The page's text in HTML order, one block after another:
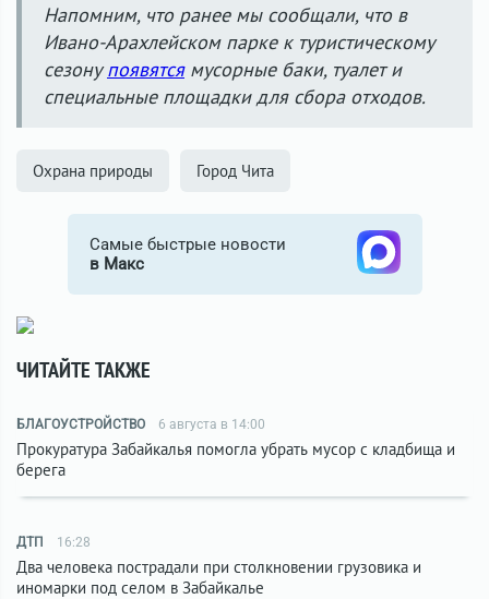
Напомним, что ранее мы сообщали, что в
Ивано-Арахлейском парке к туристическому
сезонупоявятсямусорные баки, туалет и
специальные площадки для сбора отходов.
Охрана природы Город Чита
Самые быстрые новости
в Макс
ЧИТАЙТЕ ТАКЖЕ
БЛАГОУСТРОЙСТВО 6 августа в 14:00
Прокуратура Забайкалья помогла убрать мусор с кладбища и
берега
ДТП 16:28
Два человека пострадали при столкновении грузовика и
иномарки под селом в Забайкалье